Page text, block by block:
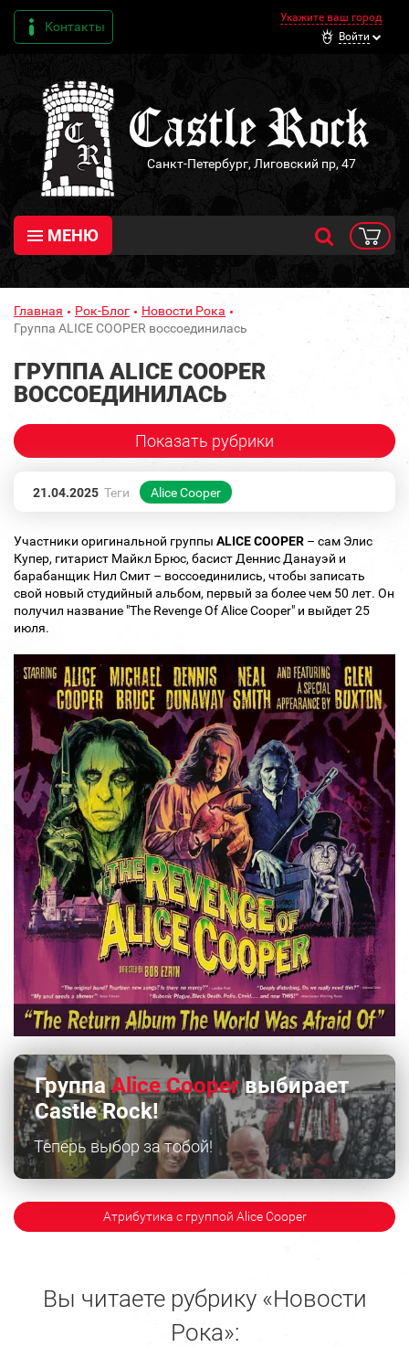
Контакты
Укажите ваш город
Войти
Санкт-Петербург, Лиговский пр, 47
МЕНЮ
Главная Рок-Блог
Новости Рока
Группа ALICE COOPER воссоединилась
ГРУППА ALICE COOPER
ВОССОЕДИНИЛАСЬ
Показать рубрики
21.04.2025 Теги Alice Cooper
Участники оригинальной группы ALICE COOPER – сам Элис
Купер, гитарист Майкл Брюс, басист Деннис Данауэй и
барабанщик Нил Смит – воссоединились, чтобы записать
свой новый студийный альбом, первый за более чем 50 лет. Он
получил название "The Revenge Of Alice Cooper" и выйдет 25
июля.
ГруппаAlice Cooperвыбирает
Castle Rock!
Теперь выбор за тобой!
Атрибутика с группой Alice Cooper
Вы читаете рубрику «Новости
Рока»: